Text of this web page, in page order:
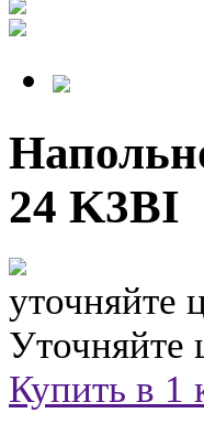
24 K3BI
уточняйте
Уточняйте
Купить в 1